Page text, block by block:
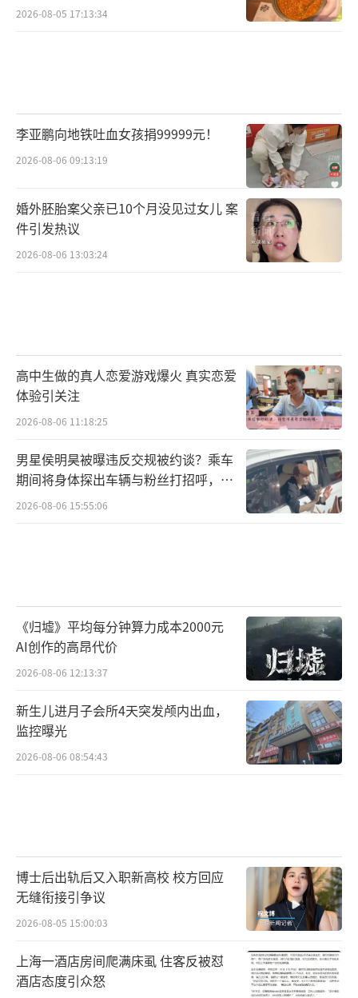
2026-08-05 17:13:34
李亚鹏向地铁吐血女孩捐99999元！
2026-08-06 09:13:19
婚外胚胎案父亲已10个月没见过女儿 案
件引发热议
2026-08-06 13:03:24
高中生做的真人恋爱游戏爆火 真实恋爱
体验引关注
2026-08-06 11:18:25
男星侯明昊被曝违反交规被约谈？乘车
期间将身体探出车辆与粉丝打招呼，当
地交警回应
2026-08-06 15:55:06
《归墟》平均每分钟算力成本2000元
AI创作的高昂代价
2026-08-06 12:13:37
新生儿进月子会所4天突发颅内出血，
监控曝光
2026-08-06 08:54:43
博士后出轨后又入职新高校 校方回应
无缝衔接引争议
2026-08-05 15:00:03
上海一酒店房间爬满床虱 住客反被怼
酒店态度引众怒